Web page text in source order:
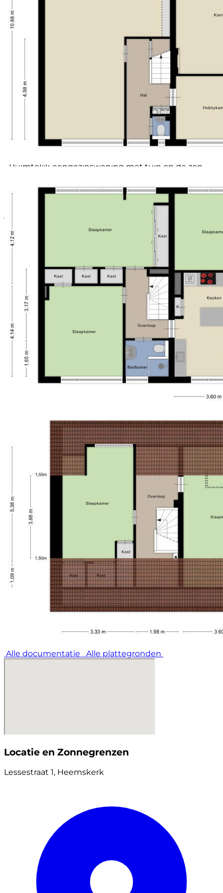
- Mogelijkheid tot gelijkvloers wonen (meerdere
kamers begane grond) of werken aan huis
- Hoekwoning en tussenwoning samengevoegd tot
één unieke woning
- Zonnige tuin op het zuidwesten
- Privacyvolle ligging met voldoende
parkeergelegenheid in de straat
- Rustige, kindvriendelijke buurt met alle
voorzieningen nabij
- Vrijstaande, stenen garage voorzien van elektra;
- Kleinschalige zorginstelling of begeleid wonen
- Combinatie wonen & praktijk aan huis
- Meer-generatie huishouden
- Ruimtelijk eengezinswoning met tuin op de zon
Jouw NVM-aankoopmakelaar komt op voor jouw
belang en bespaart je tijd, geld en zorgen.
Adressen van collega NVM-aankoopmakelaars vindt
ligging tuin
Gelegen op het zuidwesten en
bereikbaar via achterom
Schuur / berging
Voorzieningen (bergruimte)
Voorzien van verwarming
Openbaar parkeren
Alle documentatie Alle plattegronden
Locatie en Zonnegrenzen
Lessestraat 1, Heemskerk